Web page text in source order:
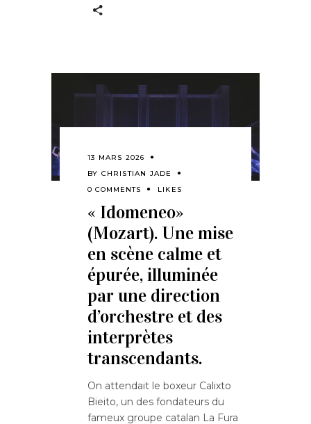
13 MARS 2026
BY CHRISTIAN JADE
0 COMMENTS
LIKES
« Idomeneo»
(Mozart). Une mise
en scène calme et
épurée, illuminée
par une direction
d’orchestre et des
interprètes
transcendants.
On attendait le boxeur Calixto
Bieito, un des fondateurs du
fameux groupe catalan La Fura